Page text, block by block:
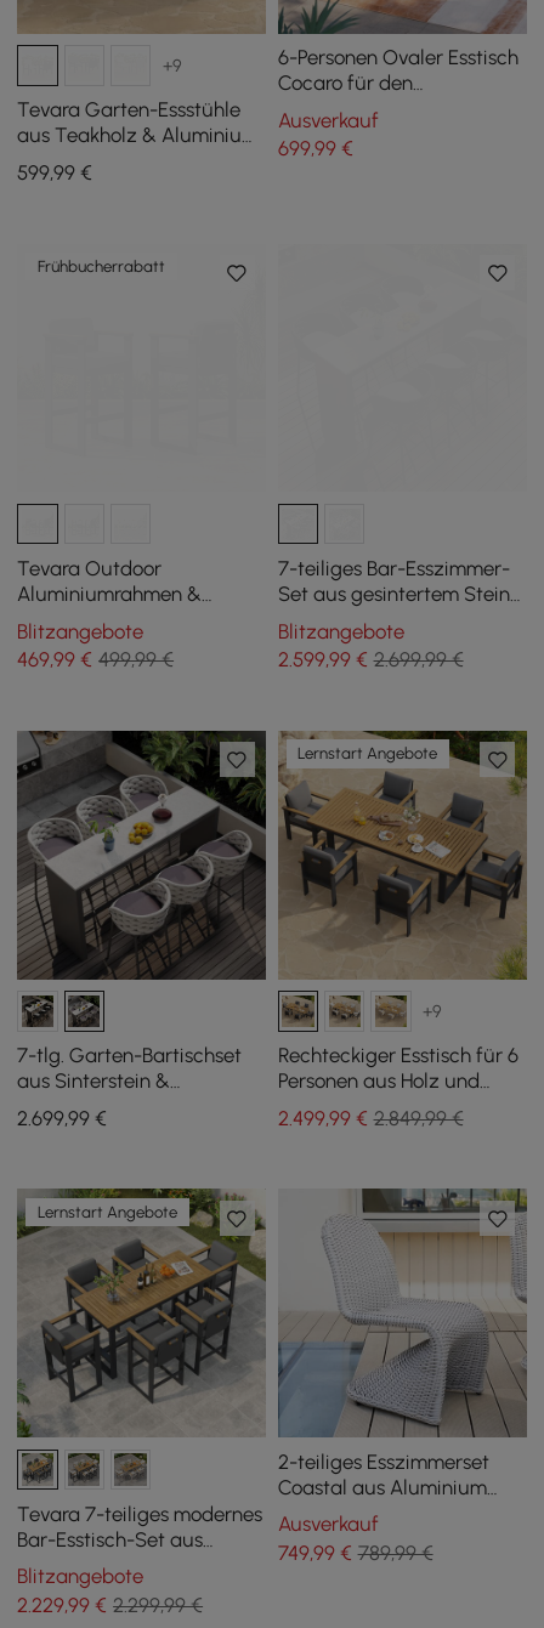
+9
Tevara Garten-Essstühle
aus Teakholz & Aluminium
in Weiß, 2 Stück
599,99 €
6-Personen Ovaler Esstisch
Cocaro für den
Außenbereich mit
gesinterter Steinplatte in
Weiß (180 cm Breite)
Ausverkauf
699,99€
Frühbucherrabatt
Tevara Outdoor
Aluminiumrahmen &
Teakholz-Armlehnen-
Barhocker in Dunkelgrau,
2er-Set
Blitzangebote
469,99 € 499,99 €
7-teiliges Bar-Esszimmer-
Set aus gesintertem Stein
und Aluminium für den
Außenbereich mit 6
Barhockern in Dunkelgrau
Blitzangebote
2.599,99€ 2.699,99 €
7-tlg. Garten-Bartischset
aus Sinterstein &
Aluminium in Hellgrau mit 6
Barhockern
2.699,99 €
Lernstart Angebote
+9
Rechteckiger Esstisch für 6
Personen aus Holz und
Aluminium für den
Außenbereich, 6
2.499,99€ 2.849,99 €
Lernstart Angebote
Tevara 7-teiliges modernes
Bar-Esstisch-Set aus
Teakholz für den
Außenbereich mit 6 Stühlen
Blitzangebote
2.229,99 € 2.299,99 €
2-teiliges Esszimmerset
Coastal aus Aluminium
und geflochtenem Rattan
für den Außenbereich,
Grau
Ausverkauf
749,99€ 789,99 €